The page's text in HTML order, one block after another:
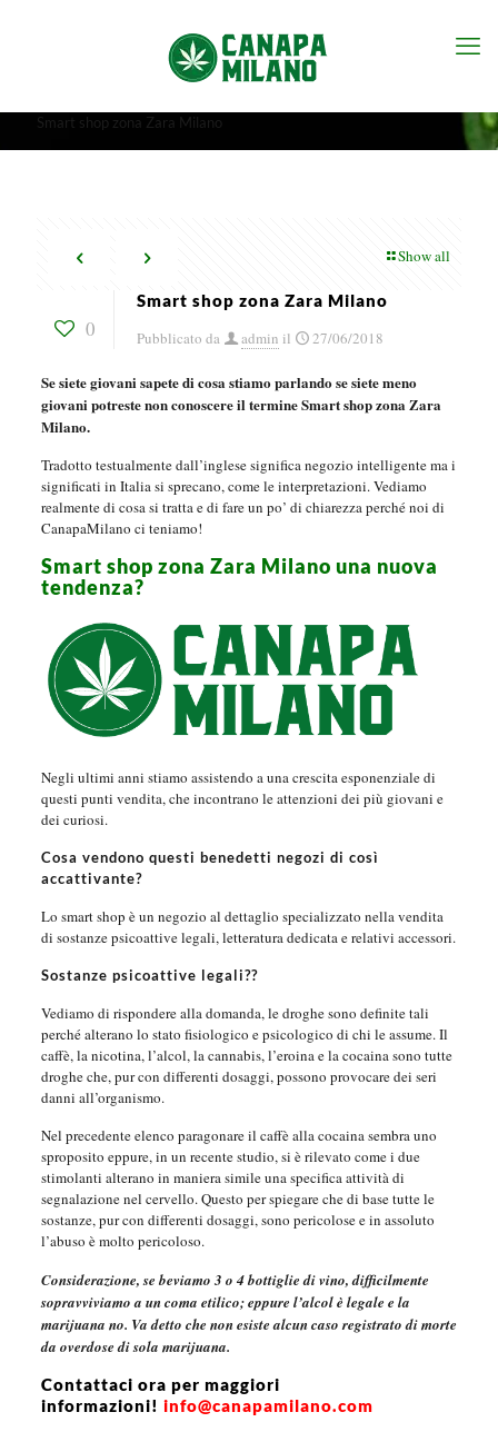
Smart shop zona Zara Milano
Show all
0
Smart shop zona Zara Milano
Pubblicato da
admin il 27/06/2018
Se siete giovani sapete di cosa stiamo parlando se siete meno
giovani potreste non conoscere il termine Smart shop zona Zara
Milano.
Tradotto testualmente dall’inglese significa negozio intelligente ma i
significati in Italia si sprecano, come le interpretazioni. Vediamo
realmente di cosa si tratta e di fare un po’ di chiarezza perché noi di
CanapaMilano ci teniamo!
Smart shop zona Zara Milano una nuova
tendenza?
Negli ultimi anni stiamo assistendo a una crescita esponenziale di
questi punti vendita, che incontrano le attenzioni dei più giovani e
dei curiosi.
Cosa vendono questi benedetti negozi di così
accattivante?
Lo smart shop è un negozio al dettaglio specializzato nella vendita
di sostanze psicoattive legali, letteratura dedicata e relativi accessori.
Sostanze psicoattive legali??
Vediamo di rispondere alla domanda, le droghe sono definite tali
perché alterano lo stato fisiologico e psicologico di chi le assume. Il
caffè, la nicotina, l’alcol, la cannabis, l’eroina e la cocaina sono tutte
droghe che, pur con differenti dosaggi, possono provocare dei seri
danni all’organismo.
Nel precedente elenco paragonare il caffè alla cocaina sembra uno
sproposito eppure, in un recente studio, si è rilevato come i due
stimolanti alterano in maniera simile una specifica attività di
segnalazione nel cervello. Questo per spiegare che di base tutte le
sostanze, pur con differenti dosaggi, sono pericolose e in assoluto
l’abuso è molto pericoloso.
Considerazione, se beviamo 3 o 4 bottiglie di vino, difficilmente
sopravviviamo a un coma etilico; eppure l’alcol è legale e la
marijuana no. Va detto che non esiste alcun caso registrato di morte
da overdose di sola marijuana.
Contattaci ora per maggiori
informazioni! info@canapamilano.com